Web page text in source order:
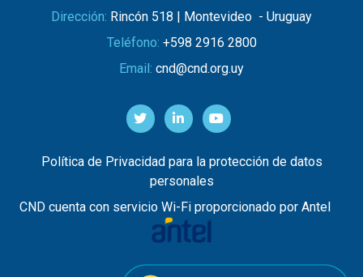
Dirección: Rincón 518 | Montevideo - Uruguay
Teléfono: +598 2916 2800
Email: cnd@cnd.org.uy
Política de Privacidad para la protección de datos
personales
CND cuenta con servicio Wi-Fi proporcionado por Antel